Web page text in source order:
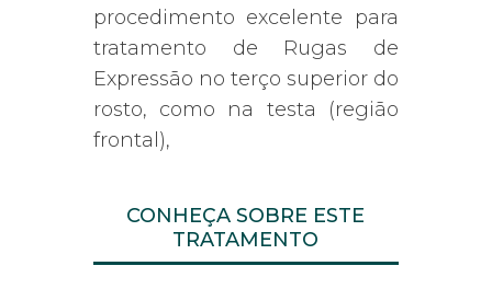
procedimento excelente para
tratamento de Rugas de
Expressão no terço superior do
rosto, como na testa (região
frontal),
CONHEÇA SOBRE ESTE
TRATAMENTO